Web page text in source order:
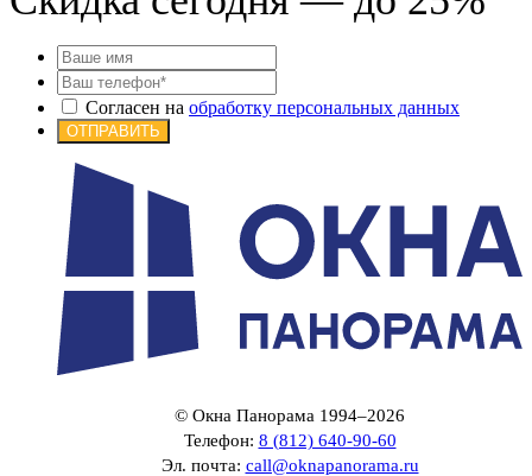
Согласен на обработку персональных данных
ОТПРАВИТЬ
© Окна Панорама 1994–2026
Телефон: 8 (812) 640-90-60
Эл. почта: call@oknapanorama.ru